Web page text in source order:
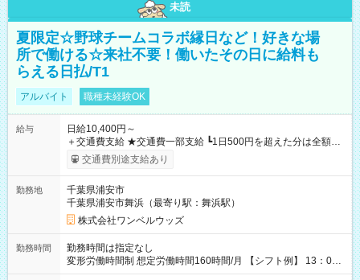
未読
夏限定☆野球チームコラボ縁日など！好きな場
所で働ける☆来社不要！働いたその日に給料も
らえる日払/T1
アルバイト 職種未経験OK
給与
日給10,400円～
＋交通費支給 ★交通費一部支給 ┗1日500円を超えた分は全額支
給！ ※往復500円以内の方は自己負担となります ★日払いOK！
（規定あり） ┗働いたその日に現金GET♪ お仕事後はコンビニ
なし
交通費別途支給あり
勤務地
千葉県浦安市
千葉県浦安市舞浜（最寄り駅：舞浜駅）
株式会社ワンベルウッズ
勤務時間
勤務時間は指定なし
変形労働時間制 想定労働時間160時間/月 【シフト例】 13：00
～22：00